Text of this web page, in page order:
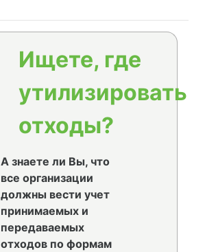
Ищете, где
утилизировать
отходы?
А знаете ли Вы, что
все организации
должны вести учет
принимаемых и
передаваемых
отходов по формам